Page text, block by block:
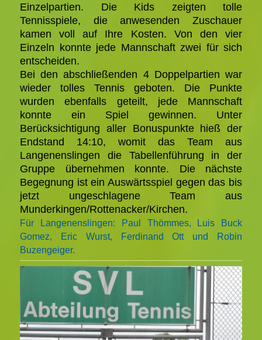
Einzelpartien. Die Kids zeigten tolle
Tennisspiele, die anwesenden Zuschauer
kamen voll auf Ihre Kosten. Von den vier
Einzeln konnte jede Mannschaft zwei für sich
entscheiden.
Bei den abschließenden 4 Doppelpartien war
wieder tolles Tennis geboten. Die Punkte
wurden ebenfalls geteilt, jede Mannschaft
konnte ein Spiel gewinnen. Unter
Berücksichtigung aller Bonuspunkte hieß der
Endstand 14:10, womit das Team aus
Langenenslingen die Tabellenführung in der
Gruppe übernehmen konnte. Die nächste
Begegnung ist ein Auswärtsspiel gegen das bis
jetzt ungeschlagene Team aus
Munderkingen/Rottenacker/Kirchen.
Für Langenenslingen:
Paul Thömmes, Luis Buck
Gomez, Eric Wurst, Ferdinand Ott und Robin
Buzengeiger.